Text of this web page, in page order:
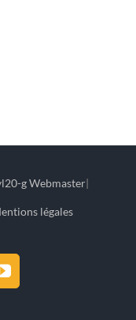
g Webmaster|
légales
YouTube